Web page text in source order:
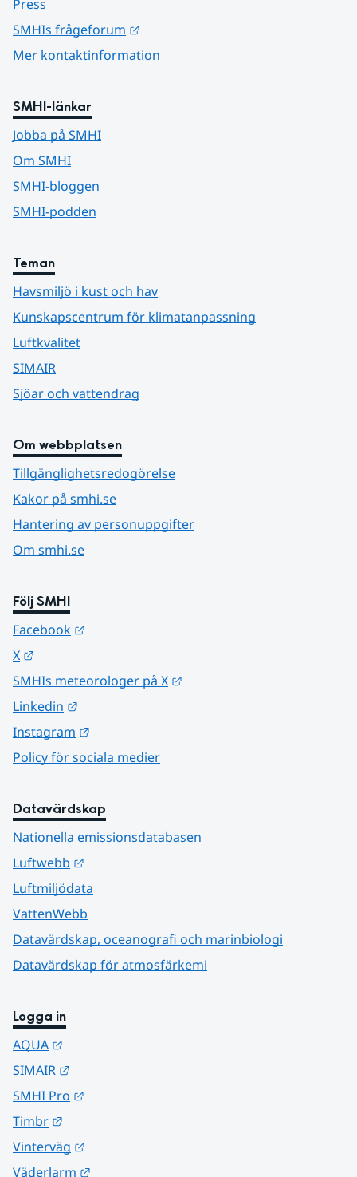
Press
SMHIs frågeforum
Mer kontaktinformation
SMHI-länkar
Jobba på SMHI
Om SMHI
SMHI-bloggen
SMHI-podden
Teman
Havsmiljö i kust och hav
Kunskapscentrum för klimatanpassning
Luftkvalitet
SIMAIR
Sjöar och vattendrag
Om webbplatsen
Tillgänglighetsredogörelse
Kakor på smhi.se
Hantering av personuppgifter
Om smhi.se
Följ SMHI
Facebook
X
SMHIs meteorologer på X
Linkedin
Instagram
Policy för sociala medier
Datavärdskap
Nationella emissionsdatabasen
Luftwebb
Luftmiljödata
VattenWebb
Datavärdskap, oceanografi och marinbiologi
Datavärdskap för atmosfärkemi
Logga in
AQUA
SIMAIR
SMHI Pro
Timbr
Vinterväg
Väderlarm